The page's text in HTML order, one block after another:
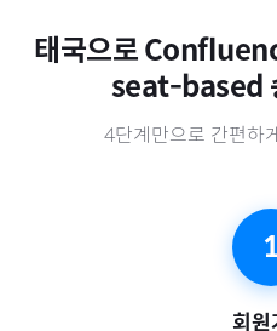
태국으로
seat-based
4단계만으로 간편하
1
회원